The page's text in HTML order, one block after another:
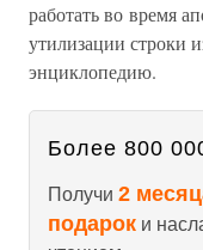
работать во время
утилизации строки
энциклопедию.
Более 800
Получи 2
подарок и